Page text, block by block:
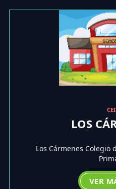
LOS
Los Cármenes Colegio
VER